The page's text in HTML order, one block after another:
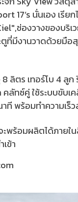
17’s นั่นเอง เ
ช่องวางของบริ
ที่มีงานวาดด้วยมื
ลิตร เทอร์โบ 4
ซ์คู่ ใช้ระบบขับเ
ที พร้อมทำความเ
พร้อมผลิตได้ภาย
ข้า